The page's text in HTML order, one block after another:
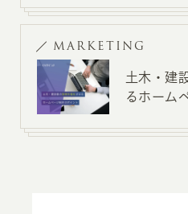
MARKETING
土木・建
るホーム